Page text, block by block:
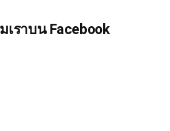
เราบน Facebook